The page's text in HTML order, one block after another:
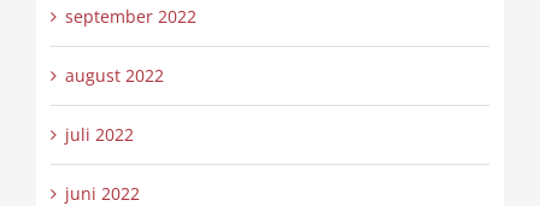
september 2022
august 2022
juli 2022
juni 2022